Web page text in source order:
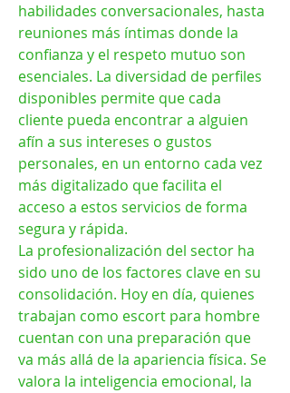
habilidades conversacionales, hasta
reuniones más íntimas donde la
confianza y el respeto mutuo son
esenciales. La diversidad de perfiles
disponibles permite que cada
cliente pueda encontrar a alguien
afín a sus intereses o gustos
personales, en un entorno cada vez
más digitalizado que facilita el
acceso a estos servicios de forma
segura y rápida.
La profesionalización del sector ha
sido uno de los factores clave en su
consolidación. Hoy en día, quienes
trabajan como escort para hombre
cuentan con una preparación que
va más allá de la apariencia física. Se
valora la inteligencia emocional, la